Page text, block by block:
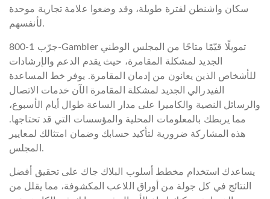
سكان واشنطن لفترة طويلة، وقد وضعوا علامة تجارية موحدة
لأنفسهم.
جرّب 1-800-Gambler تمويلًا قيّمًا متاحًا من المجلس الوطني
الجديد لمشكلة المقامرة، حيث يقدم الدعم والإرشادات
للأشخاص الذين يعانون من إدمان المقامرة. يوفر خط المساعدة
الفيدرالي الجديد لمشكلة المقامرة الآن خدمات الاتصال
والرسائل النصية والكاميرا على مدار الساعة طوال أيام الأسبوع،
مما يربطك بالمعلومات المحلية والمؤسسات التي قد تحتاجها.
هذه المشاركة ضرورية لتأكيد حسابك وضمان امتثالك لمعايير
المجلس.
يساعدك استخدام مخطط أسلوب البلاك جاك على تحقيق أفضل
النتائج في كل جولة من أوراق اللاعب المكشوفة، مما يقلل من